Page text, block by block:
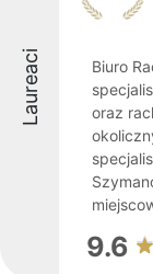
Laureaci
Biuro
oraz
9.6